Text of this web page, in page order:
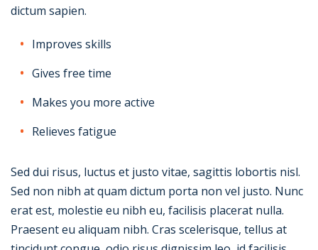
dictum sapien.
Improves skills
Gives free time
Makes you more active
Relieves fatigue
Sed dui risus, luctus et justo vitae, sagittis lobortis nisl.
Sed non nibh at quam dictum porta non vel justo. Nunc
erat est, molestie eu nibh eu, facilisis placerat nulla.
Praesent eu aliquam nibh. Cras scelerisque, tellus at